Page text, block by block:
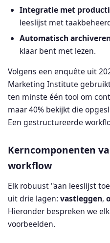
Integratie met
leeslijst met
Automatisch
klaar bent met lezen.
Volgens een enquête uit
Marketing Institute
ten minste één tool om
maar 40% bekijkt die
Een gestructureerde
Kerncomponenten
workflow
Elk robuust "aan leeslijst
uit drie lagen: vastleggen,
Hieronder bespreken we
voorbeelden.